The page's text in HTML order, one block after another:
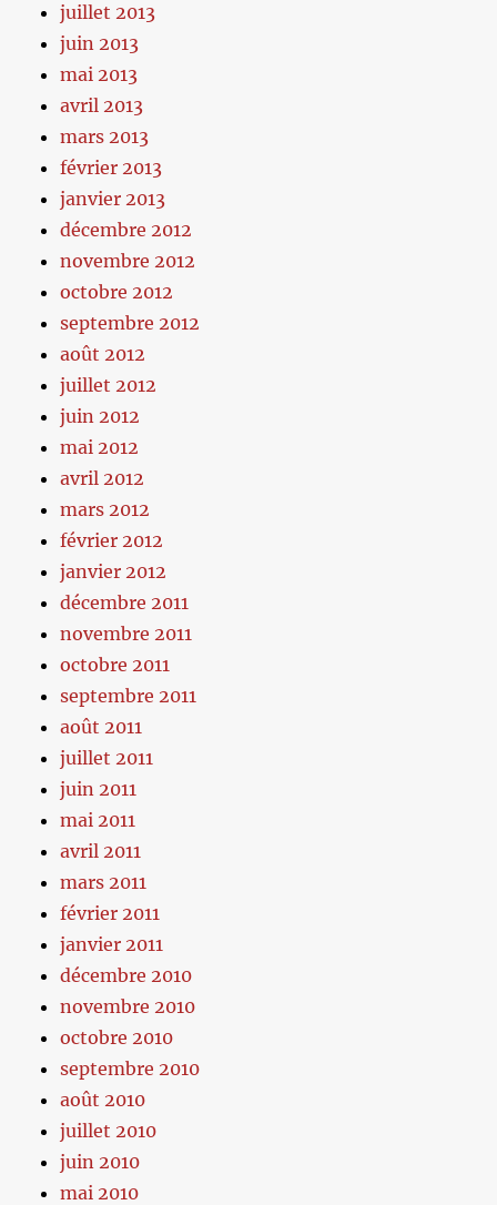
juillet 2013
juin 2013
mai 2013
avril 2013
mars 2013
février 2013
janvier 2013
décembre 2012
novembre 2012
octobre 2012
septembre 2012
août 2012
juillet 2012
juin 2012
mai 2012
avril 2012
mars 2012
février 2012
janvier 2012
décembre 2011
novembre 2011
octobre 2011
septembre 2011
août 2011
juillet 2011
juin 2011
mai 2011
avril 2011
mars 2011
février 2011
janvier 2011
décembre 2010
novembre 2010
octobre 2010
septembre 2010
août 2010
juillet 2010
juin 2010
mai 2010